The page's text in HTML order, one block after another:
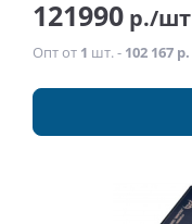
121990 р./шт
Опт от 1 шт. - 102 167 р.